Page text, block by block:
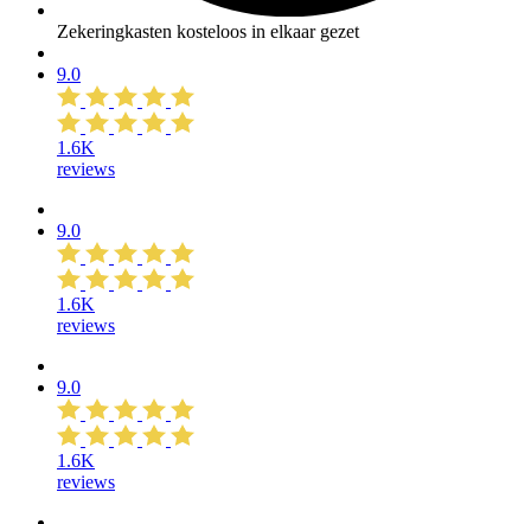
Zekeringkasten kosteloos in elkaar gezet
9.0
1.6K
reviews
9.0
1.6K
reviews
9.0
1.6K
reviews